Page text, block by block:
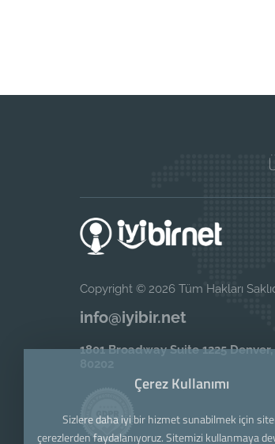
Copyright © 2026 Tüm Hakları
info@iyibir.net
1801 Broadway Suite 1225 Denver,
Çerez Kullanımı
Sizlere daha iyi bir hizmet sunabilmek için
çerezlerden faydalanıyoruz. Sitemizi kullanmaya